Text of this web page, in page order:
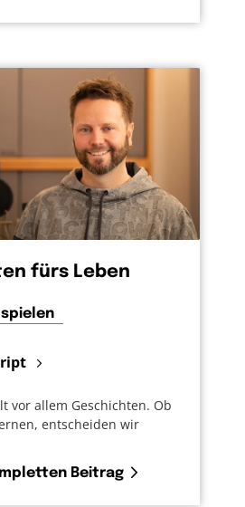
fürs Leben
vor allem Geschichten. Ob
entscheiden wir
Beitrag